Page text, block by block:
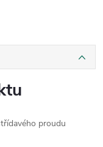
proudu